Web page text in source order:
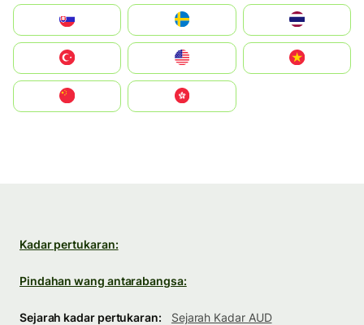
United States
中國香港特別行政區
Kadar pertukaran:
Pindahan wang antarabangsa:
Sejarah kadar pertukaran:
Sejarah Kadar AUD